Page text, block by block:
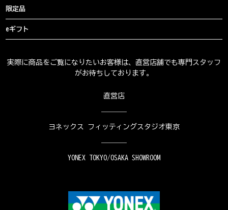
限定品
eギフト
実際に商品をご覧になりたいお客様は、直営店舗でも専門スタッフ
がお待ちしております。
直営店
ヨネックス フィッティングスタジオ東京
YONEX TOKYO/OSAKA SHOWROOM